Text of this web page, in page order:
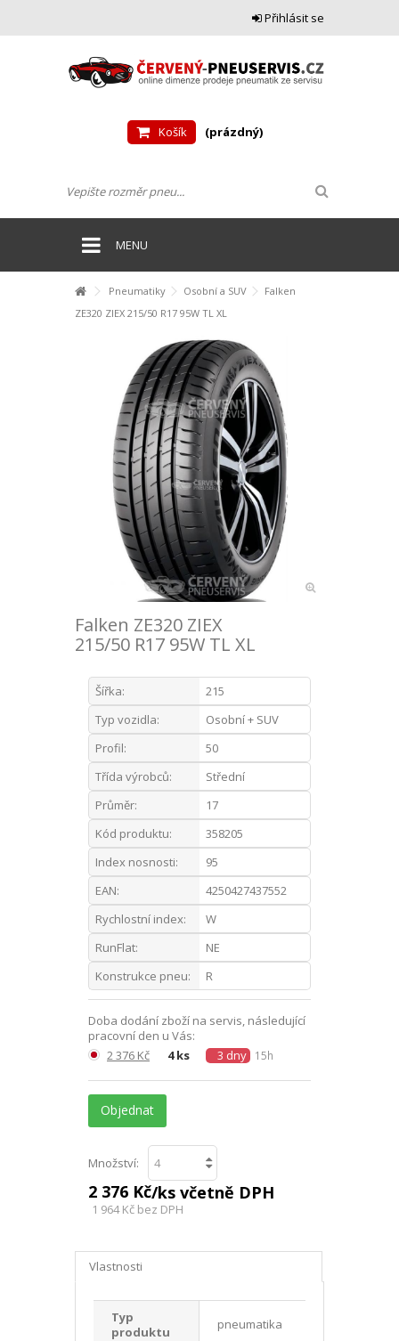
Přihlásit se
Košík (prázdný)
MENU
Pneumatiky Osobní a SUV
Falken
ZE320 ZIEX 215/50 R17 95W TL XL
Falken ZE320 ZIEX
215/50 R17 95W TL XL
Šířka:
215
Typ vozidla:
Osobní + SUV
Profil:
50
Třída výrobců:
Střední
Průměr:
17
Kód produktu:
358205
Index nosnosti:
95
EAN:
4250427437552
Rychlostní index:
W
RunFlat:
NE
Konstrukce pneu:
R
Doba dodání zboží na servis, následující
pracovní den u Vás:
2 376 Kč
4 ks 3 dny 15h
Objednat
Množství:
2 376 Kč/ks včetně DPH
1 964 Kč bez DPH
Vlastnosti
Typ
produktu
pneumatika